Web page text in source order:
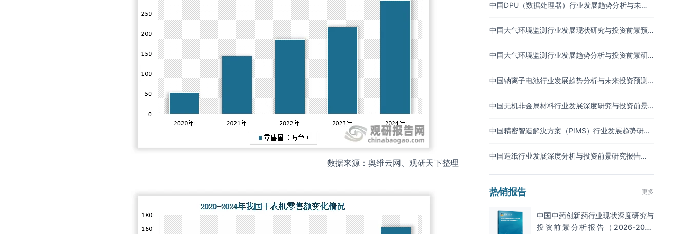
数据来源：奥维云网、观研天下整理
中国DPU（数据处理器）行业发展趋势分析与未来
中国大气环境监测行业发展现状研究与投资前景预
中国大气环境监测行业发展趋势分析与投资前景研
中国钠离子电池行业发展趋势分析与未来投资预测
中国无机非金属材料行业发展深度研究与投资前景
中国精密智造解決方案（PIMS）行业发展趋势研究
中国造纸行业发展深度分析与投资前景研究报告
热销报告 更多
中国中药创新药行业现状深度研究与
投资前景分析报告（2026-2033